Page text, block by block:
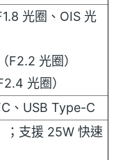
光圈、OIS 光
F2.2 光圈）
光圈）
、USB Type-C
；支援 25W 快速